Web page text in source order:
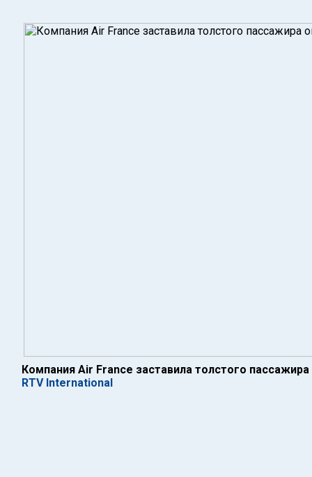
Компания Air France заставила толстого
RTV International